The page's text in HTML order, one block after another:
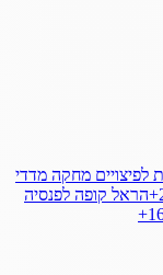
לפיצויים מחקה מדדי
הראל קופה לפנסיה